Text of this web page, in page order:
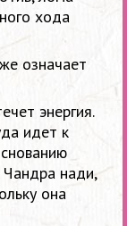
хода
означает
энергия.
идет к
Чандра нади,
она